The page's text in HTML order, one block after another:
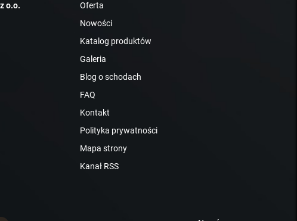
o.o.
Oferta
Nowości
Katalog produktów
Galeria
Blog o schodach
FAQ
Kontakt
Polityka prywatności
Mapa strony
Kanał RSS